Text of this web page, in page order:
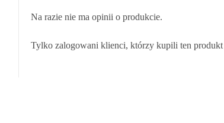
Na razie nie ma opinii o produkcie.
Tylko zalogowani klienci, którzy kupili ten produkt